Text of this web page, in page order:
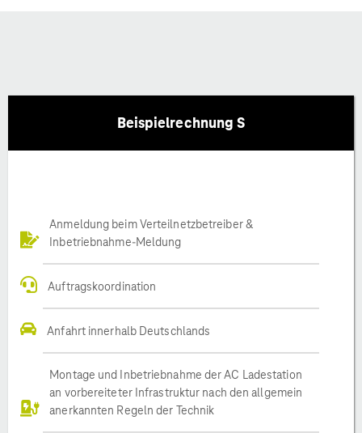
Beispielrechnung S
Anmeldung beim Verteilnetzbetreiber &
Inbetriebnahme-Meldung
Auftragskoordination
Anfahrt innerhalb Deutschlands
Montage und Inbetriebnahme der AC Ladestation
an vorbereiteter Infrastruktur nach den allgemein
anerkannten Regeln der Technik